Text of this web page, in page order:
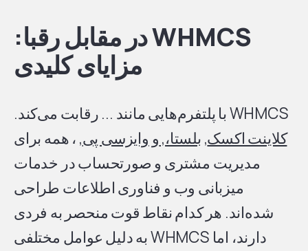
WHMCS در مقابل رقبا:
مزایای کلیدی
WHMCS با پلتفرم‌هایی مانند ... رقابت می‌کند.
کلاینت اکسک,بلستا،,و وایزسی پی, ، همه برای
مدیریت مشتری و صورتحساب در خدمات
میزبانی وب و فناوری اطلاعات طراحی
شده‌اند. هر کدام نقاط قوت منحصر به فردی
دارند، اما WHMCS به دلیل عوامل مختلفی